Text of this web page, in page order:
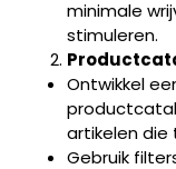
minimale
stimuleren.
Ontwikkel
artikelen die
Gebruik